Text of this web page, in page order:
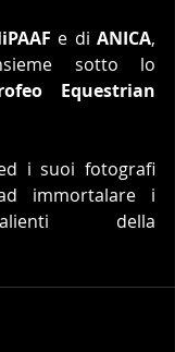
e di ANICA,
sotto lo
Equestrian
i suoi fotografi
immortalare i
della